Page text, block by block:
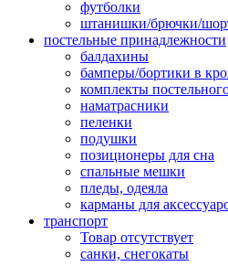
футболки
штанишки/брючки/
постельные принадлежности
балдахины
бамперы/бортики в
комплекты
наматрасники
пеленки
подушки
позиционеры для сна
спальные мешки
пледы, одеяла
карманы для
транспорт
Товар отсутствует
санки, снегокаты